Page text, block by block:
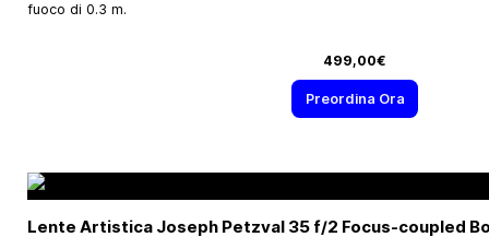
fuoco di 0.3 m.
499,00€
Preordina Ora
Lente Artistica Joseph Petzval 35 f/2 Focus-coupled